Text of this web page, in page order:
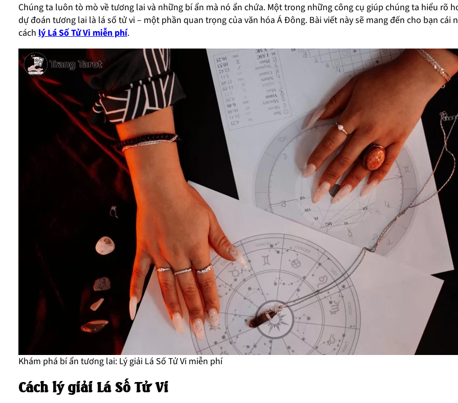
Chúng ta luôn tò mò về tương lai và những bí ẩn mà nó ẩn chứa. Một trong những công cụ giúp chúng ta hiểu rõ
dự đoán tương lai là lá số tử vi – một phần quan trọng của văn hóa Á Đông. Bài viết này sẽ mang đến cho bạn cái
cách lý Lá Số Tử Vi miễn phí.
Khám phá bí ẩn tương lai: Lý giải Lá Số Tử Vi miễn phí
Cách lý giải Lá Số Tử Vi